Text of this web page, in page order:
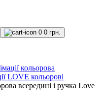
0 0 грн.
кольорова
LOVE кольорові
всередині і ручка Love